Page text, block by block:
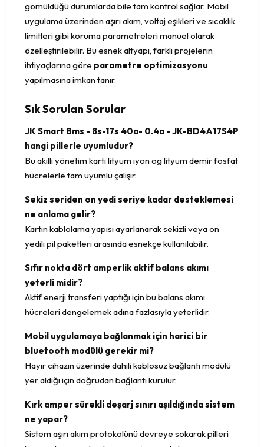
gömüldüğü durumlarda bile tam kontrol sağlar. Mobil
uygulama üzerinden aşırı akım, voltaj eşikleri ve sıcaklık
limitleri gibi koruma parametreleri manuel olarak
özelleştirilebilir. Bu esnek altyapı, farklı projelerin
ihtiyaçlarına göre parametre optimizasyonu
yapılmasına imkan tanır.
Sık Sorulan Sorular
JK Smart Bms - 8s-17s 40a- 0.4a - JK-BD4A17S4P
hangi pillerle uyumludur?
Bu akıllı yönetim kartı lityum iyon og lityum demir fosfat
hücrelerle tam uyumlu çalışır.
Sekiz seriden on yedi seriye kadar desteklemesi
ne anlama gelir?
Kartın kablolama yapısı ayarlanarak sekizli veya on
yedili pil paketleri arasında esnekçe kullanılabilir.
Sıfır nokta dört amperlik aktif balans akımı
yeterli midir?
Aktif enerji transferi yaptığı için bu balans akımı
hücreleri dengelemek adına fazlasıyla yeterlidir.
Mobil uygulamaya bağlanmak için harici bir
bluetooth modülü gerekir mi?
Hayır cihazın üzerinde dahili kablosuz bağlantı modülü
yer aldığı için doğrudan bağlantı kurulur.
Kırk amper sürekli deşarj sınırı aşıldığında sistem
ne yapar?
Sistem aşırı akım protokolünü devreye sokarak pilleri